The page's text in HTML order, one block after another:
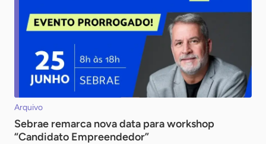
Arquivo
Sebrae remarca nova data para workshop
“Candidato Empreendedor”